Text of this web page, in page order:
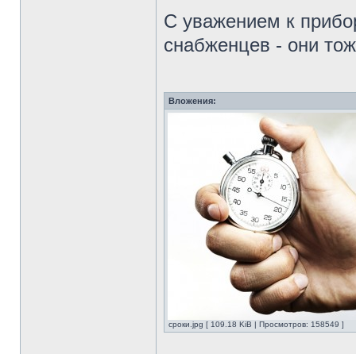
С уважением к
снабженцев - они
Вложения:
сроки.jpg [ 109.18 KiB | Просмотров: 158549 ]